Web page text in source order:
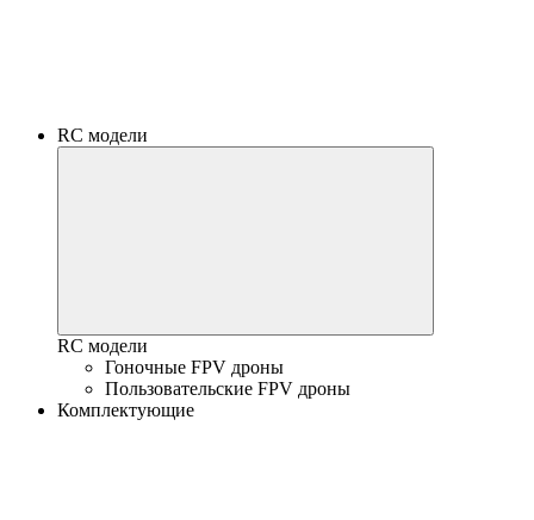
RC модели
RC модели
Гоночные FPV дроны
Пользовательские FPV дроны
Комплектующие